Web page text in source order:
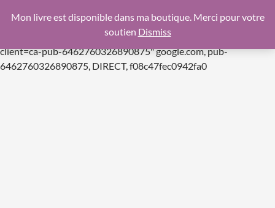
f08c47fec0942fa0
https://pagead2.googlesyndication.com/pagead/js/
client=ca-pub-6462760326890875"google.com, pub-
6462760326890875, DIRECT, f08c47fec0942fa0Aller
Mon livre est disponible dans ma boutique. Merci pour votre
soutien Dismiss